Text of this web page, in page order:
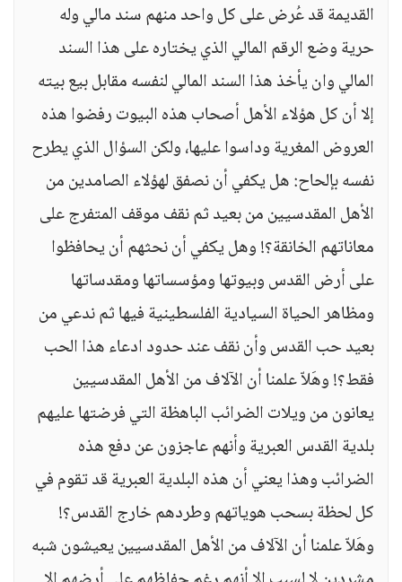
القديمة قد عُرض على كل واحد منهم سند مالي وله
حرية وضع الرقم المالي الذي يختاره على هذا السند
المالي وان يأخذ هذا السند المالي لنفسه مقابل بيع بيته
إلا أن كل هؤلاء الأهل أصحاب هذه البيوت رفضوا هذه
العروض المغرية وداسوا عليها، ولكن السؤال الذي يطرح
نفسه بإلحاح: هل يكفي أن نصفق لهؤلاء الصامدين من
الأهل المقدسيين من بعيد ثم نقف موقف المتفرج على
معاناتهم الخانقة؟! وهل يكفي أن نحثهم أن يحافظوا
على أرض القدس وبيوتها ومؤسساتها ومقدساتها
ومظاهر الحياة السيادية الفلسطينية فيها ثم ندعي من
بعيد حب القدس وأن نقف عند حدود ادعاء هذا الحب
فقط؟! وهَلاّ علمنا أن الآلاف من الأهل المقدسيين
يعانون من ويلات الضرائب الباهظة التي فرضتها عليهم
بلدية القدس العبرية وأنهم عاجزون عن دفع هذه
الضرائب وهذا يعني أن هذه البلدية العبرية قد تقوم في
كل لحظة بسحب هوياتهم وطردهم خارج القدس؟!
وهَلاّ علمنا أن الآلاف من الأهل المقدسيين يعيشون شبه